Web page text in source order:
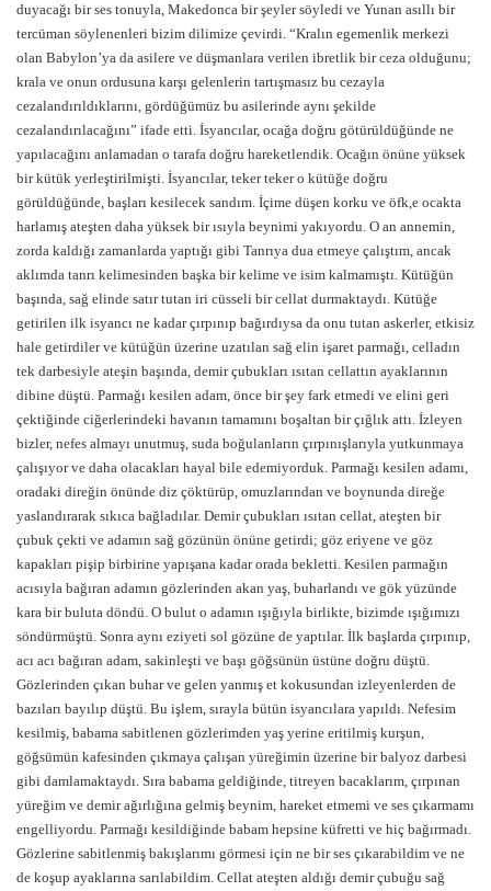
duyacağı bir ses tonuyla, Makedonca bir şeyler söyledi ve Yunan asıllı bir
tercüman söylenenleri bizim dilimize çevirdi. “Kralın egemenlik merkezi
olan Babylon’ya da asilere ve düşmanlara verilen ibretlik bir ceza olduğunu;
krala ve onun ordusuna karşı gelenlerin tartışmasız bu cezayla
cezalandırıldıklarını, gördüğümüz bu asilerinde aynı şekilde
cezalandırılacağını” ifade etti. İsyancılar, ocağa doğru götürüldüğünde ne
yapılacağını anlamadan o tarafa doğru hareketlendik. Ocağın önüne yüksek
bir kütük yerleştirilmişti. İsyancılar, teker teker o kütüğe doğru
görüldüğünde, başları kesilecek sandım. İçime düşen korku ve öfk,e ocakta
harlamış ateşten daha yüksek bir ısıyla beynimi yakıyordu. O an annemin,
zorda kaldığı zamanlarda yaptığı gibi Tanrıya dua etmeye çalıştım, ancak
aklımda tanrı kelimesinden başka bir kelime ve isim kalmamıştı. Kütüğün
başında, sağ elinde satır tutan iri cüsseli bir cellat durmaktaydı. Kütüğe
getirilen ilk isyancı ne kadar çırpınıp bağırdıysa da onu tutan askerler, etkisiz
hale getirdiler ve kütüğün üzerine uzatılan sağ elin işaret parmağı, celladın
tek darbesiyle ateşin başında, demir çubukları ısıtan cellattın ayaklarının
dibine düştü. Parmağı kesilen adam, önce bir şey fark etmedi ve elini geri
çektiğinde ciğerlerindeki havanın tamamını boşaltan bir çığlık attı. İzleyen
bizler, nefes almayı unutmuş, suda boğulanların çırpınışlarıyla yutkunmaya
çalışıyor ve daha olacakları hayal bile edemiyorduk. Parmağı kesilen adamı,
oradaki direğin önünde diz çöktürüp, omuzlarından ve boynunda direğe
yaslandırarak sıkıca bağladılar. Demir çubukları ısıtan cellat, ateşten bir
çubuk çekti ve adamın sağ gözünün önüne getirdi; göz eriyene ve göz
kapakları pişip birbirine yapışana kadar orada bekletti. Kesilen parmağın
acısıyla bağıran adamın gözlerinden akan yaş, buharlandı ve gök yüzünde
kara bir buluta döndü. O bulut o adamın ışığıyla birlikte, bizimde ışığımızı
söndürmüştü. Sonra aynı eziyeti sol gözüne de yaptılar. İlk başlarda çırpınıp,
acı acı bağıran adam, sakinleşti ve başı göğsünün üstüne doğru düştü.
Gözlerinden çıkan buhar ve gelen yanmış et kokusundan izleyenlerden de
bazıları bayılıp düştü. Bu işlem, sırayla bütün isyancılara yapıldı. Nefesim
kesilmiş, babama sabitlenen gözlerimden yaş yerine eritilmiş kurşun,
göğsümün kafesinden çıkmaya çalışan yüreğimin üzerine bir balyoz darbesi
gibi damlamaktaydı. Sıra babama geldiğinde, titreyen bacaklarım, çırpınan
yüreğim ve demir ağırlığına gelmiş beynim, hareket etmemi ve ses çıkarmamı
engelliyordu. Parmağı kesildiğinde babam hepsine küfretti ve hiç bağırmadı.
Gözlerine sabitlenmiş bakışlarımı görmesi için ne bir ses çıkarabildim ve ne
de koşup ayaklarına sarılabildim. Cellat ateşten aldığı demir çubuğu sağ